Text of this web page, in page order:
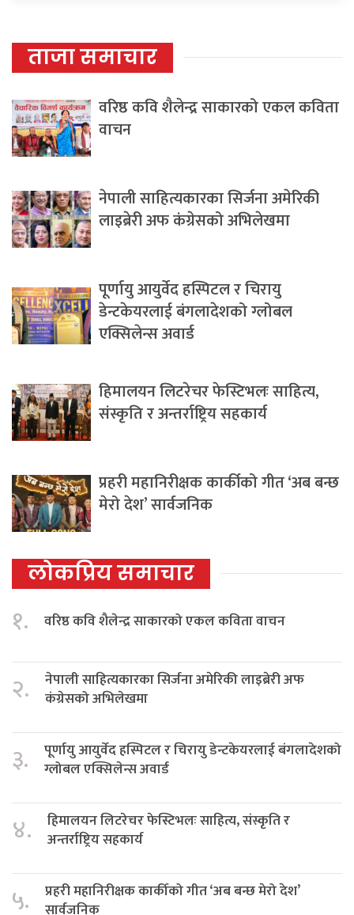
ताजा समाचार
वरिष्ठ कवि शैलेन्द्र साकारको एकल कविता
वाचन
नेपाली साहित्यकारका सिर्जना अमेरिकी
लाइब्रेरी अफ कंग्रेसको अभिलेखमा
पूर्णायु आयुर्वेद हस्पिटल र चिरायु
डेन्टकेयरलाई बंगलादेशको ग्लोबल
एक्सिलेन्स अवार्ड
हिमालयन लिटरेचर फेस्टिभलः साहित्य,
संस्कृति र अन्तर्राष्ट्रिय सहकार्य
प्रहरी महानिरीक्षक कार्कीको गीत ‘अब बन्छ
मेरो देश’ सार्वजनिक
लोकप्रिय समाचार
१. वरिष्ठ कवि शैलेन्द्र साकारको एकल कविता वाचन
२.
नेपाली साहित्यकारका सिर्जना अमेरिकी लाइब्रेरी अफ
कंग्रेसको अभिलेखमा
३.
पूर्णायु आयुर्वेद हस्पिटल र चिरायु डेन्टकेयरलाई बंगलादेशको
ग्लोबल एक्सिलेन्स अवार्ड
४.
हिमालयन लिटरेचर फेस्टिभलः साहित्य, संस्कृति र
अन्तर्राष्ट्रिय सहकार्य
५.
प्रहरी महानिरीक्षक कार्कीको गीत ‘अब बन्छ मेरो देश’
सार्वजनिक